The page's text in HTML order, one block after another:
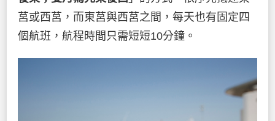
莒或西莒，而東莒與西莒之間，每天也有固定四
個航班，航程時間只需短短10分鐘。